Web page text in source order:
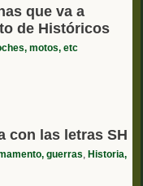
que va a
de Históricos
motos, etc
con las letras SH
guerras, Historia,